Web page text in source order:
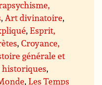
, Art divinatoire,
,Esprit,
,Croyance,
générale et
historiques,
,Les Temps